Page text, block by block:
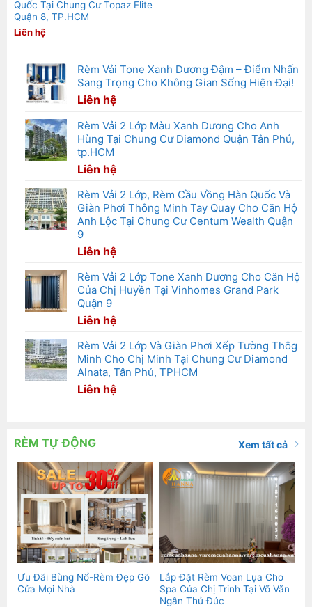
Quốc Tại Chung Cư Topaz Elite
Quận 8, TP.HCM
Liên hệ
Rèm Vải Tone Xanh Dương Đậm – Điểm Nhấn
Sang Trọng Cho Không Gian Sống Hiện Đại!
Liên hệ
Rèm Vải 2 Lớp Màu Xanh Dương Cho Anh
Hùng Tại Chung Cư Diamond Quận Tân Phú,
tp.HCM
Liên hệ
Rèm Vải 2 Lớp, Rèm Cầu Vồng Hàn Quốc Và
Giàn Phơi Thông Minh Tay Quay Cho Căn Hộ
Anh Lộc Tại Chung Cư Centum Wealth Quận
9
Liên hệ
Rèm Vải 2 Lớp Tone Xanh Dương Cho Căn Hộ
Của Chị Huyền Tại Vinhomes Grand Park
Quận 9
Liên hệ
Rèm Vải 2 Lớp Và Giàn Phơi Xếp Tường Thôg
Minh Cho Chị Minh Tại Chung Cư Diamond
Alnata, Tân Phú, TPHCM
Liên hệ
RÈM TỰ ĐỘNG Xem tất cả
Ưu Đãi Bùng Nổ-Rèm Đẹp Gõ
Cửa Mọi Nhà
Lắp Đặt Rèm Voan Lụa Cho
Spa Của Chị Trinh Tại Võ Văn
Ngân Thủ Đúc